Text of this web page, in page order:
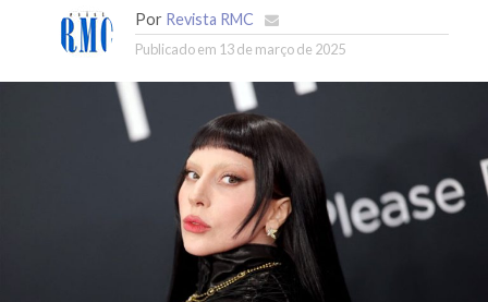
Por Revista RMC
Publicado em 13 de março de 2025